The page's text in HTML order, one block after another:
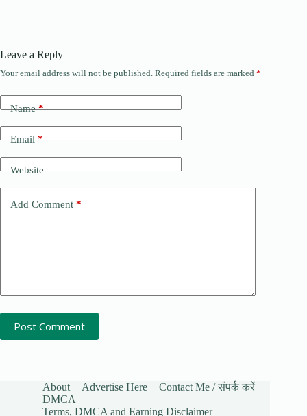
Leave a Reply
Your email address will not be published. Required fields are marked *
Name*
Email*
Website
Add Comment *
Post Comment
About Advertise Here
Contact Me / संपर्क करें
DMCA
Terms, DMCA and Earning Disclaimer